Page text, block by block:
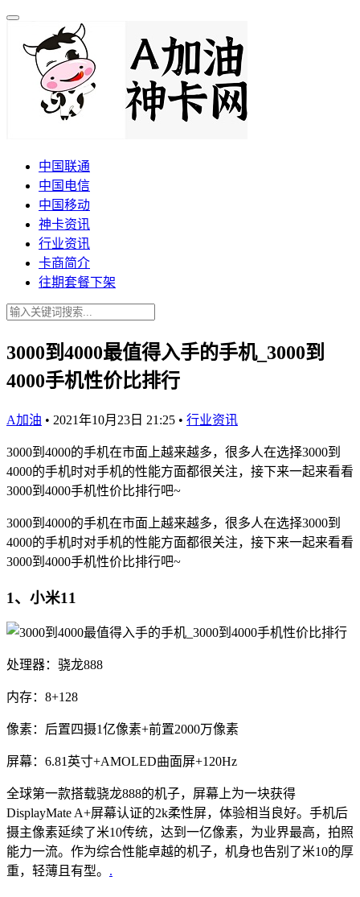
中国联通
中国电信
中国移动
神卡资讯
行业资讯
卡商简介
往期套餐下架
3000到4000最值得入手的手机_3000到
4000手机性价比排行
A加油 • 2021年10月23日 21:25 • 行业资讯
3000到4000的手机在市面上越来越多，很多人在选择3000到
4000的手机时对手机的性能方面都很关注，接下来一起来看看
3000到4000手机性价比排行吧~
3000到4000的手机在市面上越来越多，很多人在选择3000到
4000的手机时对手机的性能方面都很关注，接下来一起来看看
3000到4000手机性价比排行吧~
1、小米11
处理器：骁龙888
内存：8+128
像素：后置四摄1亿像素+前置2000万像素
屏幕：6.81英寸+AMOLED曲面屏+120Hz
全球第一款搭载骁龙888的机子，屏幕上为一块获得
DisplayMate A+屏幕认证的2k柔性屏，体验相当良好。手机后
摄主像素延续了米10传统，达到一亿像素，为业界最高，拍照
能力一流。作为综合性能卓越的机子，机身也告别了米10的厚
重，轻薄且有型。 .